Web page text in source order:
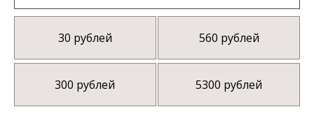
30 рублей 560 рублей
300 рублей 5300 рублей